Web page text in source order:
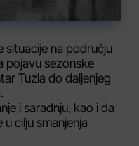
situacije na području
pojavu sezonske
Tuzla do daljenjeg
i saradnju, kao i da
cilju smanjenja